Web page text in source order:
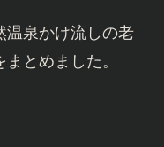
温泉かけ流しの老
とめました。